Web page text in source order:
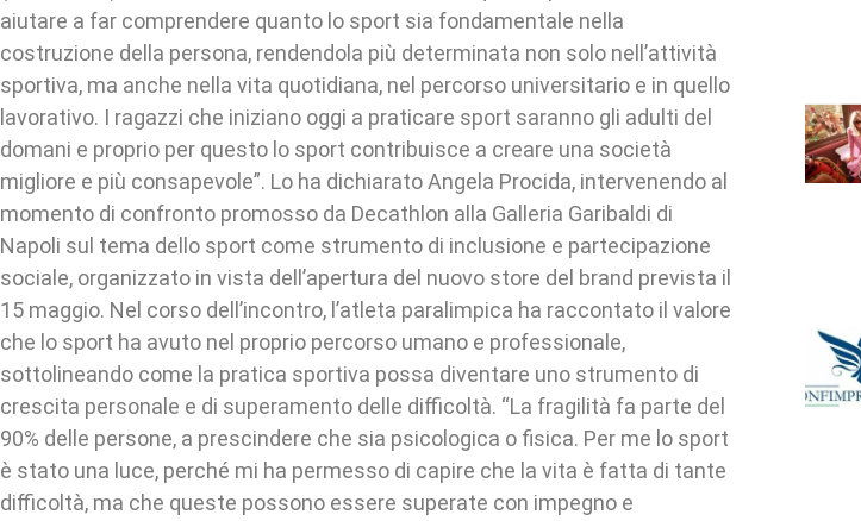
aiutare a far comprendere quanto lo sport sia fondamentale nella
costruzione della persona, rendendola più determinata non solo nell’attività
sportiva, ma anche nella vita quotidiana, nel percorso universitario e in quello
lavorativo. I ragazzi che iniziano oggi a praticare sport saranno gli adulti del
domani e proprio per questo lo sport contribuisce a creare una società
migliore e più consapevole”. Lo ha dichiarato Angela Procida, intervenendo al
momento di confronto promosso da Decathlon alla Galleria Garibaldi di
Napoli sul tema dello sport come strumento di inclusione e partecipazione
sociale, organizzato in vista dell’apertura del nuovo store del brand prevista il
15 maggio. Nel corso dell’incontro, l’atleta paralimpica ha raccontato il valore
che lo sport ha avuto nel proprio percorso umano e professionale,
sottolineando come la pratica sportiva possa diventare uno strumento di
crescita personale e di superamento delle difficoltà. “La fragilità fa parte del
90% delle persone, a prescindere che sia psicologica o fisica. Per me lo sport
è stato una luce, perché mi ha permesso di capire che la vita è fatta di tante
difficoltà, ma che queste possono essere superate con impegno e